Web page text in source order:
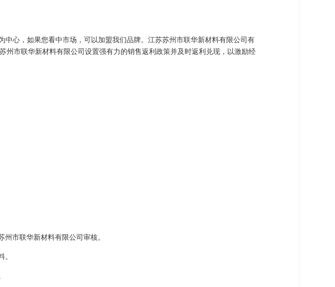
心，如果您看中市场，可以加盟我们品牌。江苏苏州市联华新材料有限公司有
市联华新材料有限公司设置强有力的销售返利政策并及时返利兑现，以激励经
市联华新材料有限公司审核。
。